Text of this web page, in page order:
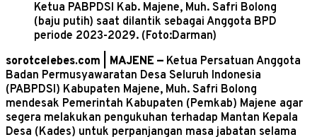
Ketua PABPDSI Kab. Majene, Muh. Safri Bolong
(baju putih) saat dilantik sebagai Anggota BPD
periode 2023-2029. (Foto:Darman)
sorotcelebes.com | MAJENE — Ketua Persatuan Anggota
Badan Permusyawaratan Desa Seluruh Indonesia
(PABPDSI) Kabupaten Majene, Muh. Safri Bolong
mendesak Pemerintah Kabupaten (Pemkab) Majene agar
segera melakukan pengukuhan terhadap Mantan Kepala
Desa (Kades) untuk perpanjangan masa jabatan selama